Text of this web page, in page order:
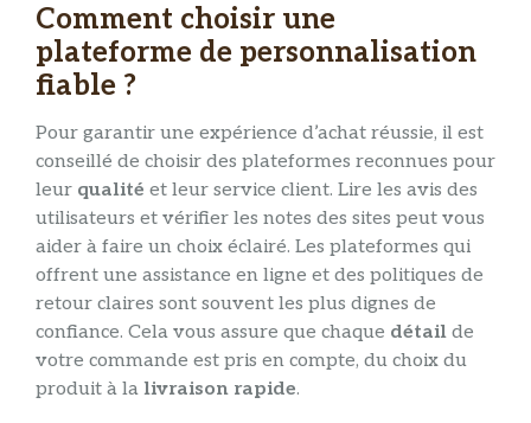
Comment choisir une
plateforme de personnalisation
fiable ?
Pour garantir une expérience d’achat réussie, il est
conseillé de choisir des plateformes reconnues pour
leur qualité et leur service client. Lire les avis des
utilisateurs et vérifier les notes des sites peut vous
aider à faire un choix éclairé. Les plateformes qui
offrent une assistance en ligne et des politiques de
retour claires sont souvent les plus dignes de
confiance. Cela vous assure que chaque détail de
votre commande est pris en compte, du choix du
produit à la livraison rapide.